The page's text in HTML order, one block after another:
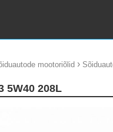
mootoriõlid ›
5W40 208L